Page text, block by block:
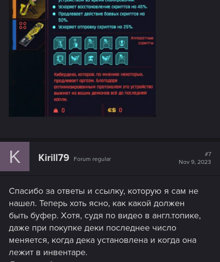
K Kirill79 Forum regular
#7
Nov 9, 2023
Спасибо за ответы и ссылку, которую я сам не
нашел. Теперь хоть ясно, как какой должен
быть буфер. Хотя, судя по видео в англ.топике,
даже при покупке деки последнее число
меняется, когда дека установлена и когда она
лежит в инвентаре.